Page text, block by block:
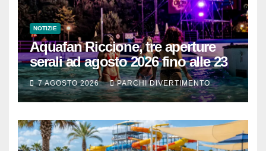
NOTIZIE
Aquafan Riccione, tre aperture
serali ad agosto 2026 fino alle 23
7 AGOSTO 2026 PARCHI DIVERTIMENTO